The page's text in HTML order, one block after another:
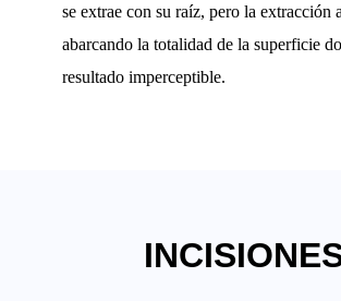
se extrae con su raíz, pero la extracción
abarcando la totalidad de la superficie
resultado imperceptible.